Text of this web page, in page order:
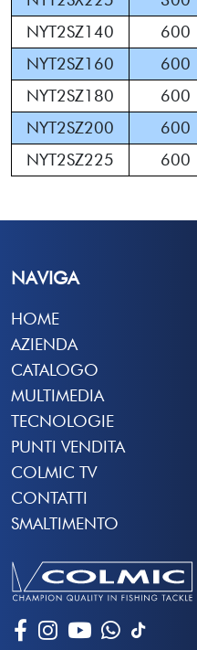
NYT2SZ140
600
NYT2SZ160
600
NYT2SZ180
600
NYT2SZ200
600
NYT2SZ225
600
NAVIGA
HOME
AZIENDA
CATALOGO
MULTIMEDIA
TECNOLOGIE
PUNTI VENDITA
COLMIC TV
CONTATTI
SMALTIMENTO